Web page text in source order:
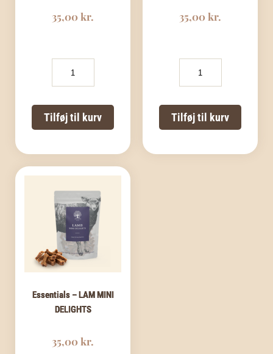
35,00kr.
AND
DELIGHTS
antal
Tilføj til kurv
35,00kr.
LAKS
DELIGHTS
antal
Tilføj til kurv
Essentials – LAM MINI
DELIGHTS
35,00kr.